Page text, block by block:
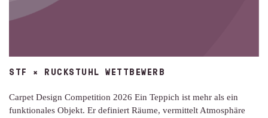
STF × RUCKSTUHL WETTBEWERB
Carpet Design Competition 2026 Ein Teppich ist mehr als ein
funktionales Objekt. Er definiert Räume, vermittelt Atmosphäre